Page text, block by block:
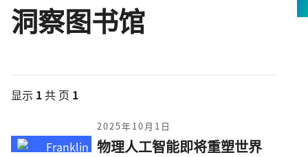
洞察图书馆
显示 1共 页 1
2025年10月1日
物理人工智能即将重塑世界